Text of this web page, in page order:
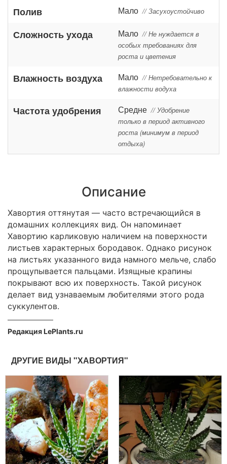
Полив Мало // Засухоустойчиво
Сложность ухода Мало // Не нуждается в
особых требованиях для
роста и цветения
Влажность воздуха Мало // Нетребовательно к
влажности водуха
Частота удобрения Средне // Удобрение
только в период активного
роста (минимум в период
отдыха)
Описание
Хавортия оттянутая — часто встречающийся в
домашних коллекциях вид. Он напоминает
Хавортию карликовую наличием на поверхности
листьев характерных бородавок. Однако рисунок
на листьях указанного вида намного мельче, слабо
прощупывается пальцами. Изящные крапины
покрывают всю их поверхность. Такой рисунок
делает вид узнаваемым любителями этого рода
суккулентов.
Редакция LePlants.ru
ДРУГИЕ ВИДЫ "ХАВОРТИЯ"